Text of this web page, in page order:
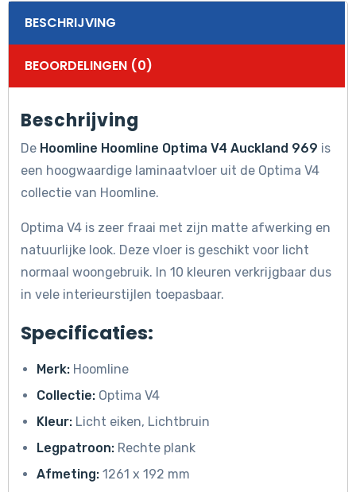
BESCHRIJVING
BEOORDELINGEN (0)
Beschrijving
De Hoomline Hoomline Optima V4 Auckland 969 is
een hoogwaardige laminaatvloer uit de Optima V4
collectie van Hoomline.
Optima V4 is zeer fraai met zijn matte afwerking en
natuurlijke look. Deze vloer is geschikt voor licht
normaal woongebruik. In 10 kleuren verkrijgbaar dus
in vele interieurstijlen toepasbaar.
Specificaties:
Merk: Hoomline
Collectie: Optima V4
Kleur: Licht eiken, Lichtbruin
Legpatroon: Rechte plank
Afmeting: 1261 x 192 mm